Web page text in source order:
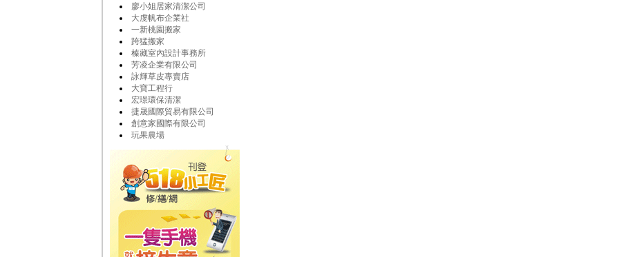
廖小姐居家清潔公司
大虔帆布企業社
一新桃園搬家
跨猛搬家
榛藏室內設計事務所
芳凌企業有限公司
詠輝草皮專賣店
大寶工程行
宏璟環保清潔
捷晟國際貿易有限公司
創意家國際有限公司
玩果農場